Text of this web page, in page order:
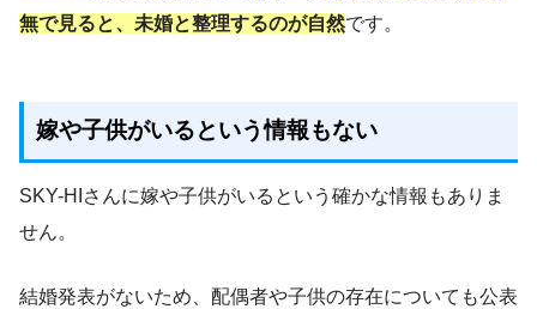
無で見ると、未婚と整理するのが自然です。
嫁や子供がいるという情報もない
SKY-HIさんに嫁や子供がいるという確かな情報もありま
せん。
結婚発表がないため、配偶者や子供の存在についても公表